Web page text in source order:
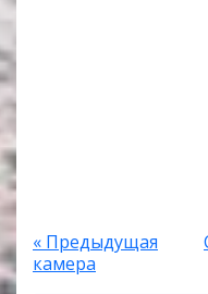
« Предыдущая
камера